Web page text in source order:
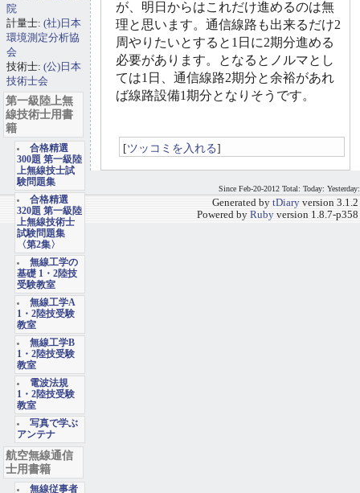
が、明日からはこれだけ進めるのは無
理と思います。通信線路も出来るだけ2
周やりたいとすると1日に2期分進める
必要があります。となるとノルマとし
ては1日、通信線路2期分と余裕があれ
ば線路設備1期分となりそうです。
[ツッコミを入れる]
院
計量士: (社)日本
環境測定分析協
会
技術士: (公)日本
技術士会
第一級陸上無
線技術士用書
籍
合格精選
300題 第一級陸
上無線技士試
験問題集
合格精選
320題 第一級陸
上無線技術士
試験問題集
〈第2集〉
無線工学の
基礎 1・2陸技
受験教室
無線工学A
1・2陸技受験
教室
無線工学B
1・2陸技受験
教室
電波法規
1・2陸技受験
教室
写真で学ぶ
アンテナ
航空無線通信
士用書籍
無線従事者
Since Feb-20-2012 Total: Today: Yesterday:
Generated by tDiary version 3.1.2
Powered by Ruby version 1.8.7-p358